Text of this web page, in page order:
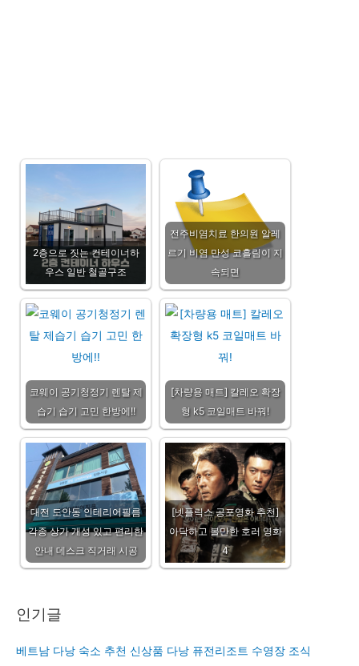
2층으로 짓는 컨테이너하
우스 일반 철골구조
전주비염치료 한의원 알레
르기 비염 만성 코흘림이 지
속되면
코웨이 공기청정기 렌탈 제
습기 습기 고민 한방에!!
[차량용 매트] 칼레오 확장
형 k5 코일매트 바꿔!
대전 도안동 인테리어필름
각종 상가 개성 있고 편리한
안내 데스크 직거래 시공
[넷플릭스 공포영화 추천]
아닥하고 볼만한 호러 영화
4
인기글
베트남 다낭 숙소 추천 신상품 다낭 퓨전리조트 수영장 조식